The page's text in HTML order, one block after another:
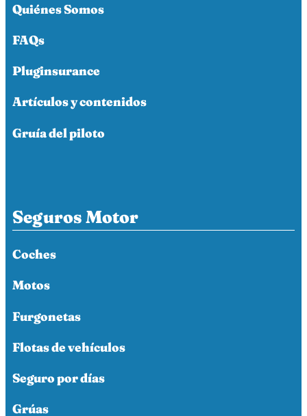
Quiénes Somos
FAQs
Pluginsurance
Artículos y contenidos
Gruía del piloto
Seguros Motor
Coches
Motos
Furgonetas
Flotas de vehículos
Seguro por días
Grúas